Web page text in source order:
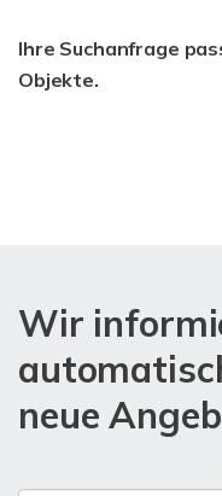
Ihre Suchanfrage
Objekte.
Wir
neue